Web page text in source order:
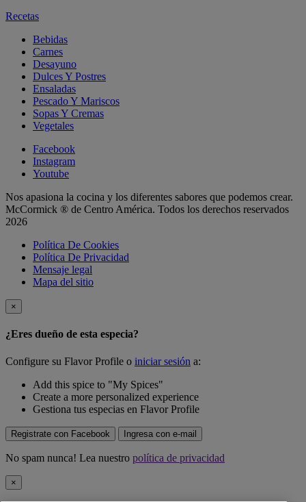
Recetas
Bebidas
Carnes
Desayuno
Dulces Y Postres
Ensaladas
Pescado Y Mariscos
Sopas Y Cremas
Vegetales
Facebook
Instagram
Youtube
Nos apasiona la cocina y los diferentes sabores que podemos crear.
McCormick ® de Centro América. Todos los derechos reservados
2026
Política De Cookies
Política De Privacidad
Mensaje legal
Mapa del sitio
×
¿Eres dueño de esta especia?
Configure su Flavor Profile o iniciar sesión a:
Add this spice to "My Spices"
Create a more personalized experience
Gestiona tus especias en Flavor Profile
Registrate con Facebook Ingresa con e-mail
No spam nunca! Lea nuestro política de privacidad
×